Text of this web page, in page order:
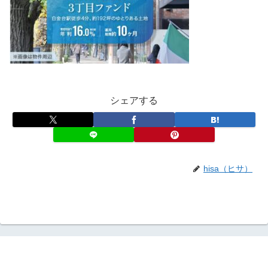
シェアする
hisa（ヒサ）